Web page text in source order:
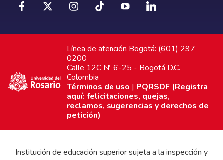
Línea de atención Bogotá: (601) 297
0200
Calle 12C Nº 6-25 - Bogotá D.C.
Colombia
Términos de uso | PQRSDF (Registra
aquí: felicitaciones, quejas,
reclamos, sugerencias y derechos de
petición)
Institución de educación superior sujeta a la inspección y